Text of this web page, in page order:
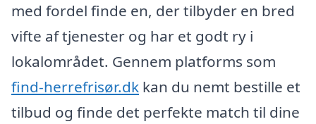
med fordel finde en, der tilbyder en bred
vifte af tjenester og har et godt ry i
lokalområdet. Gennem platforms som
find-herrefrisør.dk kan du nemt bestille et
tilbud og finde det perfekte match til dine